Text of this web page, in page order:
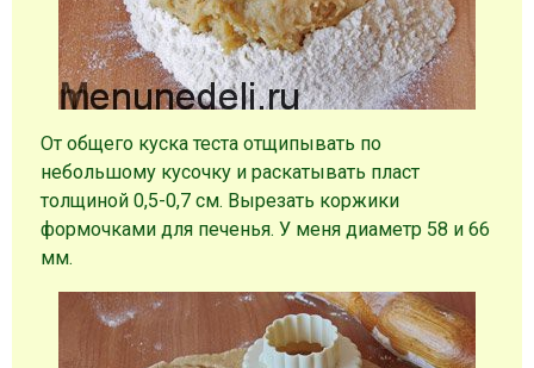
От общего куска теста отщипывать по
небольшому кусочку и раскатывать пласт
толщиной 0,5-0,7 см. Вырезать коржики
формочками для печенья. У меня диаметр 58 и 66
мм.